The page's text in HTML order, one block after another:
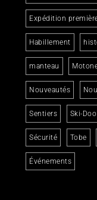
Expédition
Habillement
manteau
Nouveautés
Sentiers Ski-Doo
Sécurité Tobe
Événements